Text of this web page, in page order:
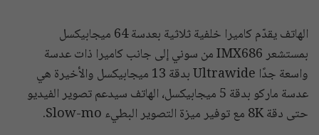
الهاتف يقدّم كاميرا خلفية ثلاثية بعدسة 64 ميجابيكسل
بمستشعر IMX686 من سوني إلى جانب كاميرا ذات عدسة
واسعة جدًا Ultrawide بدقة 13 ميجابيكسل والأخيرة هي
عدسة ماركو بدقة 5 ميجابيكسل، الهاتف سيدعم تصوير الفيديو
حتى دقة 8K مع توفير ميزة التصوير البطيء Slow-mo.